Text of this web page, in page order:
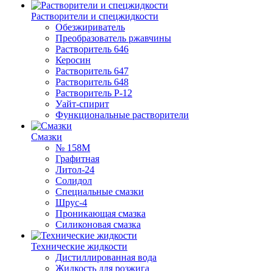
Растворители и спецжидкости
Обезжириватель
Преобразователь ржавчины
Растворитель 646
Керосин
Растворитель 647
Растворитель 648
Растворитель Р-12
Уайт-спирит
Функциональные растворители
Смазки
№ 158М
Графитная
Литол-24
Солидол
Специальные смазки
Шрус-4
Проникающая смазка
Силиконовая смазка
Технические жидкости
Дистиллированная вода
Жидкость для розжига